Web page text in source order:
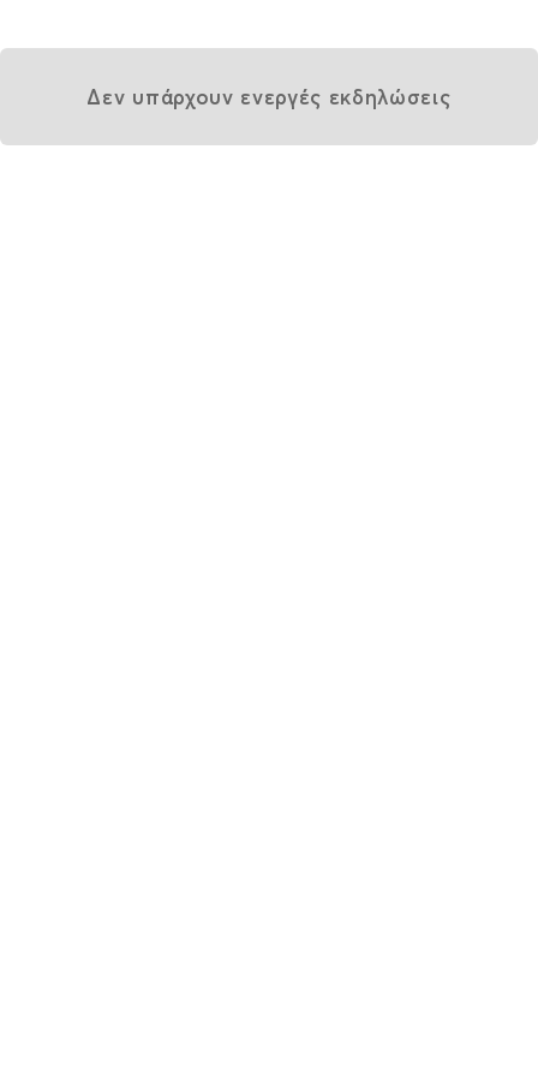
Δεν υπάρχουν ενεργές εκδηλώσεις